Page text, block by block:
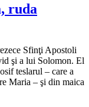
ruda
Sfinţi Apostoli
şi a lui Solomon. El
teslarul – care a
Maria – şi din maica